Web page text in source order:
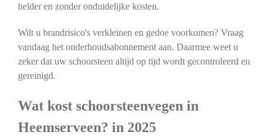
helder en zonder onduidelijke kosten.
Wilt u brandrisico's verkleinen en gedoe voorkomen? Vraag
vandaag het onderhoudsabonnement aan. Daarmee weet u
zeker dat uw schoorsteen altijd op tijd wordt gecontroleerd en
gereinigd.
Wat kost schoorsteenvegen in
Heemserveen? in 2025